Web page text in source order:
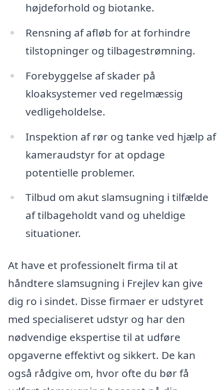
højdeforhold og biotanke.
Rensning af afløb for at forhindre
tilstopninger og tilbagestrømning.
Forebyggelse af skader på
kloaksystemer ved regelmæssig
vedligeholdelse.
Inspektion af rør og tanke ved hjælp af
kameraudstyr for at opdage
potentielle problemer.
Tilbud om akut slamsugning i tilfælde
af tilbageholdt vand og uheldige
situationer.
At have et professionelt firma til at
håndtere slamsugning i Frejlev kan give
dig ro i sindet. Disse firmaer er udstyret
med specialiseret udstyr og har den
nødvendige ekspertise til at udføre
opgaverne effektivt og sikkert. De kan
også rådgive om, hvor ofte du bør få